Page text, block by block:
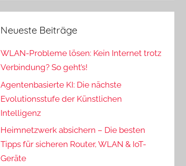
Neueste Beiträge
WLAN-Probleme lösen: Kein Internet trotz
Verbindung? So geht’s!
Agentenbasierte KI: Die nächste
Evolutionsstufe der Künstlichen
Intelligenz
Heimnetzwerk absichern – Die besten
Tipps für sicheren Router, WLAN & IoT-
Geräte